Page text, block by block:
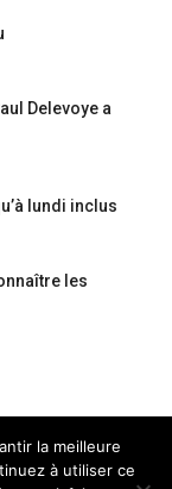
Delevoye a
lundi inclus
les
la meilleure
à utiliser ce